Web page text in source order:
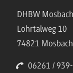
DHBW Mosbach
Lohrtalweg 10
74821 Mosbach
06261 /